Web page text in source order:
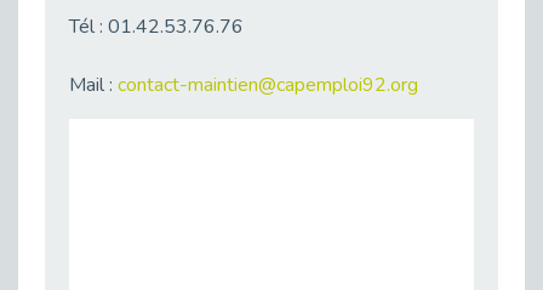
Publié le 11/04/2026
Tél : 01.42.53.76.76
Mail : contact-maintien@capemploi92.org